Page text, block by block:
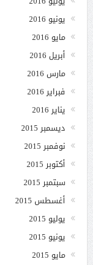
يونيو 2016
مايو 2016
أبريل 2016
مارس 2016
فبراير 2016
يناير 2016
ديسمبر 2015
نوفمبر 2015
أكتوبر 2015
سبتمبر 2015
أغسطس 2015
يوليو 2015
يونيو 2015
مايو 2015